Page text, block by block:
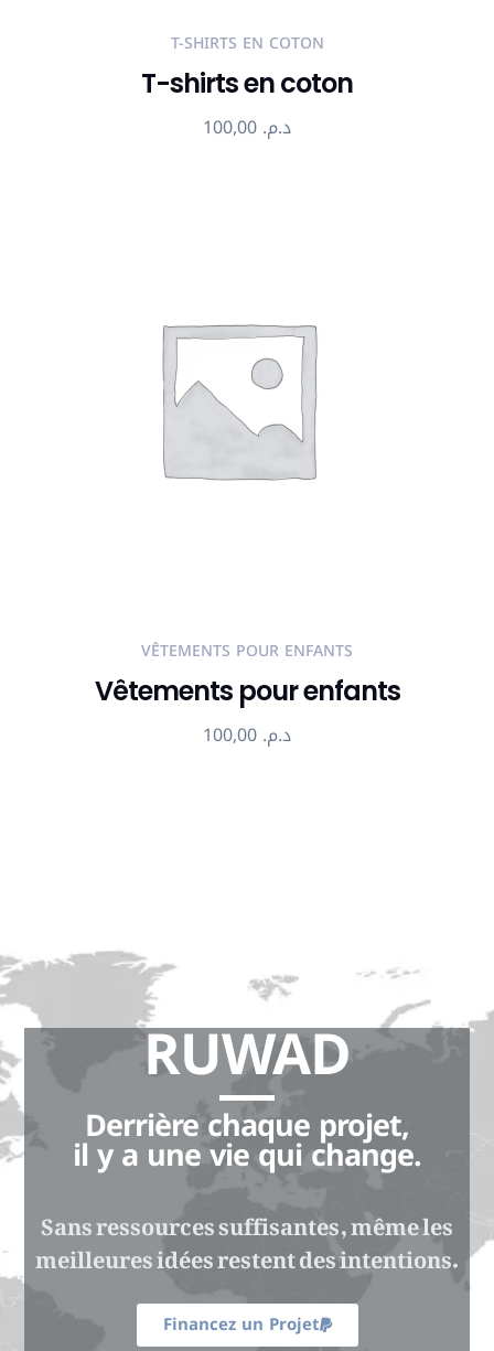
T-SHIRTS EN COTON
T-shirts en coton
د.م.
VÊTEMENTS POUR ENFANTS
Vêtements pour enfants
د.م.
RUWAD
Derrière chaque projet,
il y a une vie qui change.
Sans ressources suffisantes, même les
meilleures idées restent des intentions.
Financez un Projet